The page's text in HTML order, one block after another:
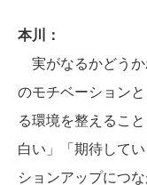
本川：
実がなるかどう
のモチベーション
る環境を整えるこ
白い」「期待して
ションアップにつ